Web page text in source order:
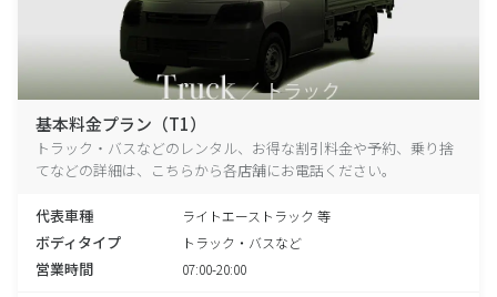
基本料金プラン（T1）
トラック・バスなどのレンタル、お得な割引料金や予約、乗り捨
てなどの詳細は、こちらから各店舗にお電話ください。
代表車種 ライトエーストラック 等
ボディタイプ トラック・バスなど
営業時間 07:00-20:00